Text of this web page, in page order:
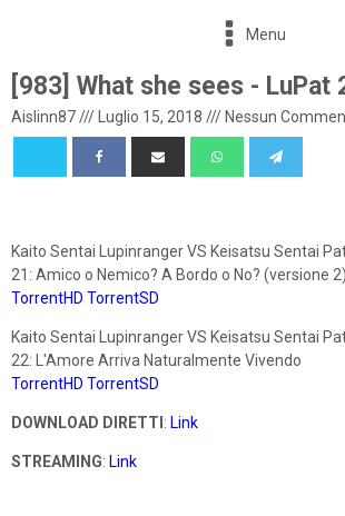
Menu
[983] What she sees - LuPat
Aislinn87/// Luglio 15, 2018 /// Nessun
Kaito Sentai Lupinranger VS Keisatsu Sentai
21: Amico o Nemico? A Bordo o No? (versione 2)
TorrentHD TorrentSD
Kaito Sentai Lupinranger VS Keisatsu Sentai
22: L'Amore Arriva Naturalmente Vivendo
TorrentHD TorrentSD
DOWNLOAD DIRETTI : Link
STREAMING: Link